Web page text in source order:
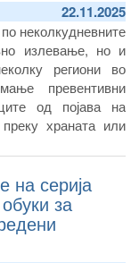
22.11.2025
неколкудневните
излевање, но и
региони во
превентивни
од појава на
храната или
населението да
водата за пиење и
на животните
на серија
за